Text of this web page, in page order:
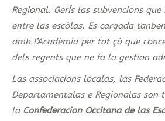
Regional. GerÍs las subvencions
entre las escòlas. Es cargada
amb l’Acadèmia per tot çò que
dels regents que ne fa la gestion
Las associacions localas, las
Departamentalas e Regionalas son
la Confederacion Occitana de las